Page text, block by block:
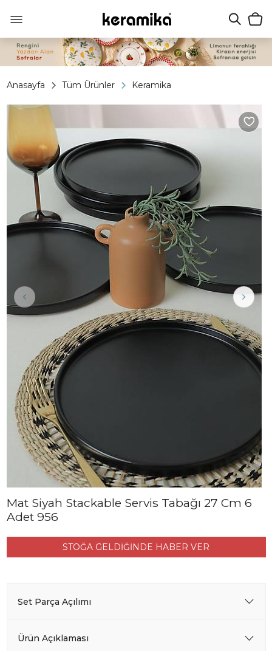
Anasayfa Tüm Ürünler Keramika
Mat Siyah Stackable Servis Tabağı 27 Cm 6
Adet 956
STOĞA GELDİĞİNDE HABER VER
Set Parça Açılımı
Ürün Açıklaması